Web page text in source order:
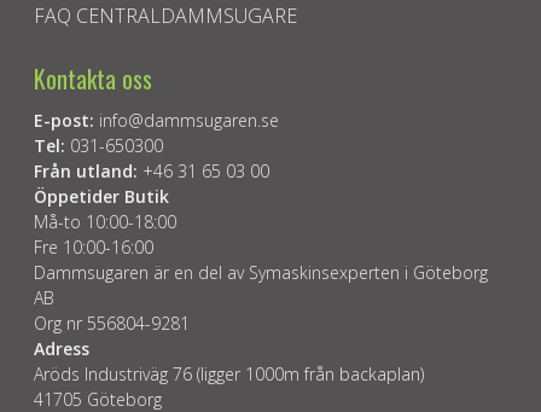
FAQ CENTRALDAMMSUGARE
Kontakta oss
E-post: info@dammsugaren.se
Tel: 031-650300
Från utland: +46 31 65 03 00
Öppetider Butik
Må-to 10:00-18:00
Fre 10:00-16:00
Dammsugaren är en del av Symaskinsexperten i Göteborg
AB
Org nr 556804-9281
Adress
Aröds Industriväg 76 (ligger 1000m från backaplan)
41705 Göteborg